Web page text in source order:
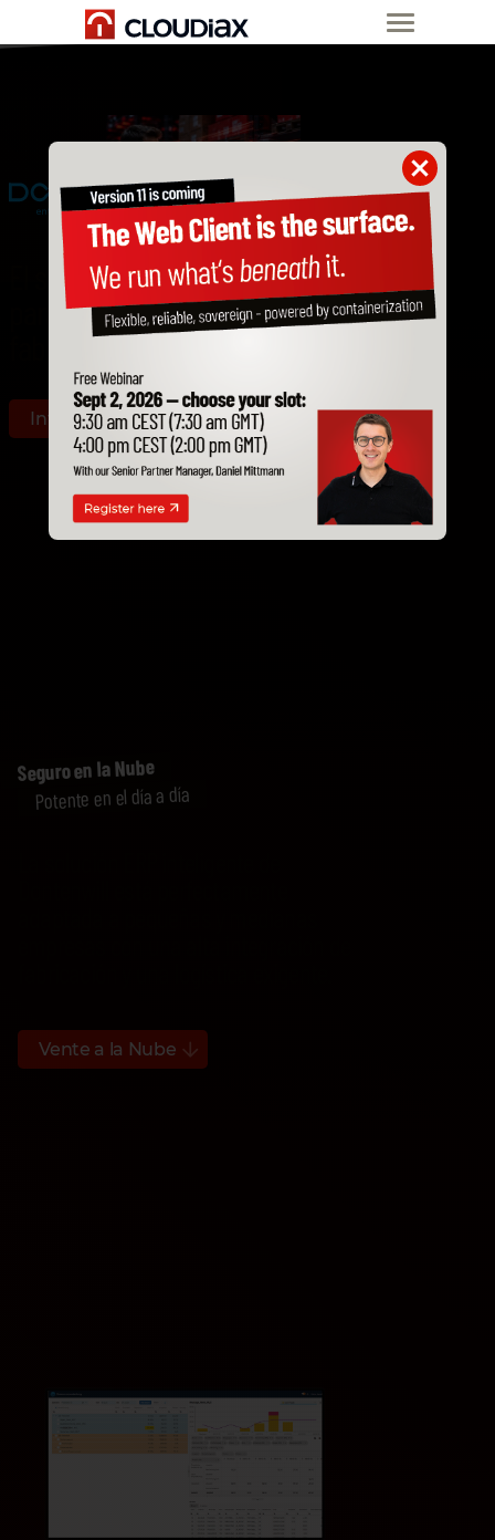
El sistema ERP flexible
para pymes de
fabricación y logística
Infórmate ahora
Seguro en la Nube
Potente en el día a día
Vente a la Nube